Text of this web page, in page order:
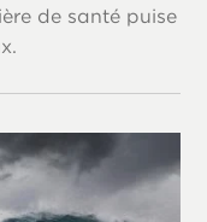
de santé puise